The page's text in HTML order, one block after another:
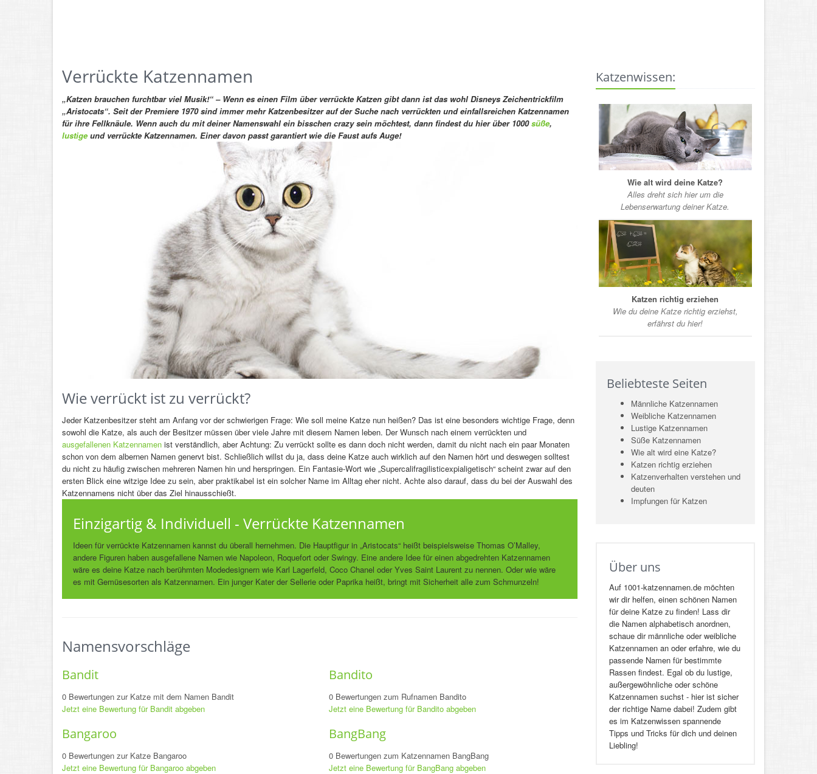
Verrückte Katzennamen
„Katzen brauchen furchtbar viel Musik!“ – Wenn es einen Film über verrückte Katzen gibt dann ist das wohl Disneys Zeichentrickfilm
„Aristocats“. Seit der Premiere 1970 sind immer mehr Katzenbesitzer auf der Suche nach verrückten und einfallsreichen Katzennamen
für ihre Fellknäule. Wenn auch du mit deiner Namenswahl ein bisschen crazy sein möchtest, dann findest du hier über 1000süße,
lustigeund verrückte Katzennamen. Einer davon passt garantiert wie die Faust aufs Auge!
Wie verrückt ist zu verrückt?
Jeder Katzenbesitzer steht am Anfang vor der schwierigen Frage: Wie soll meine Katze nun heißen? Das ist eine besonders wichtige Frage, denn
sowohl die Katze, als auch der Besitzer müssen über viele Jahre mit diesem Namen leben. Der Wunsch nach einem verrückten und
ausgefallenen Katzennamen ist verständlich, aber Achtung: Zu verrückt sollte es dann doch nicht werden, damit du nicht nach ein paar Monaten
schon von dem albernen Namen genervt bist. Schließlich willst du ja, dass deine Katze auch wirklich auf den Namen hört und deswegen solltest
du nicht zu häufig zwischen mehreren Namen hin und herspringen. Ein Fantasie-Wort wie „Supercalifragilisticexpialigetisch“ scheint zwar auf den
ersten Blick eine witzige Idee zu sein, aber praktikabel ist ein solcher Name im Alltag eher nicht. Achte also darauf, dass du bei der Auswahl des
Katzennamens nicht über das Ziel hinausschießt.
Einzigartig & Individuell - Verrückte Katzennamen
Ideen für verrückte Katzennamen kannst du überall hernehmen. Die Hauptfigur in „Aristocats“ heißt beispielsweise Thomas O’Malley,
andere Figuren haben ausgefallene Namen wie Napoleon, Roquefort oder Swingy. Eine andere Idee für einen abgedrehten Katzennamen
wäre es deine Katze nach berühmten Modedesignern wie Karl Lagerfeld, Coco Chanel oder Yves Saint Laurent zu nennen. Oder wie wäre
es mit Gemüsesorten als Katzennamen. Ein junger Kater der Sellerie oder Paprika heißt, bringt mit Sicherheit alle zum Schmunzeln!
Namensvorschläge
Bandit
0 Bewertungen zur Katze mit dem Namen Bandit
Jetzt eine Bewertung für Bandit abgeben
Bandito
0 Bewertungen zum Rufnamen Bandito
Jetzt eine Bewertung für Bandito abgeben
Bangaroo
0 Bewertungen zur Katze Bangaroo
Jetzt eine Bewertung für Bangaroo abgeben
BangBang
0 Bewertungen zum Katzennamen BangBang
Jetzt eine Bewertung für BangBang abgeben
Katzenwissen:
Wie alt wird deine Katze?
Alles dreht sich hier um die
Lebenserwartung deiner Katze.
Katzen richtig erziehen
Wie du deine Katze richtig erziehst,
erfährst du hier!
Beliebteste Seiten
Männliche Katzennamen
Weibliche Katzennamen
Lustige Katzennamen
Süße Katzennamen
Wie alt wird eine Katze?
Katzen richtig erziehen
Katzenverhalten verstehen und
deuten
Impfungen für Katzen
Über uns
Auf 1001-katzennamen.de möchten
wir dir helfen, einen schönen Namen
für deine Katze zu finden! Lass dir
die Namen alphabetisch anordnen,
schaue dir männliche oder weibliche
Katzennamen an oder erfahre, wie du
passende Namen für bestimmte
Rassen findest. Egal ob du lustige,
außergewöhnliche oder schöne
Katzennamen suchst - hier ist sicher
der richtige Name dabei! Zudem gibt
es im Katzenwissen spannende
Tipps und Tricks für dich und deinen
Liebling!